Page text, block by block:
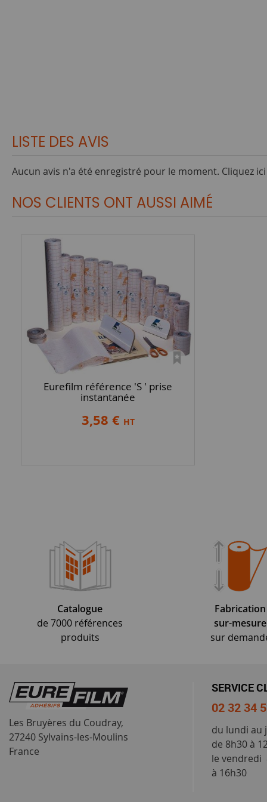
LISTE DES AVIS
Aucun avis n'a été enregistré pour le moment. Cliquez
NOS CLIENTS ONT AUSSI AIMÉ
Eurefilm référence 'S ' prise
instantanée
3,58 € HT
Catalogue
de 7000 références
produits
Fabrication
sur-mesure
sur
Les Bruyères du Coudray,
27240 Sylvains-les-Moulins
France
SERVICE
02 32 34
du lundi au
de 8h30 à
le vendredi
à 16h30